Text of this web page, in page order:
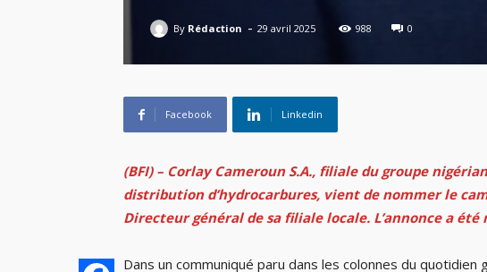
By Rédaction - 29 avril 2025 988 0
Facebook Linkedin
(BFI) – Corlay Cameroun S.A., filiale du groupe
distribution d’hydrocarbures, vient de nommer le
Directeur général de sa filiale locale. L’annonce a
Dans un communiqué paru dans les colonnes du